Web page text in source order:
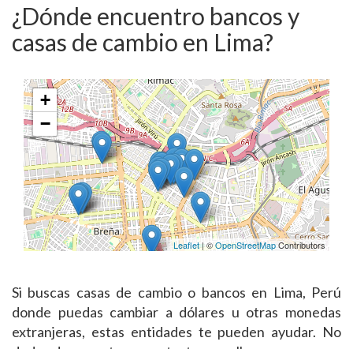
¿Dónde encuentro bancos y
casas de cambio en Lima?
+
−
Leaflet| ©OpenStreetMapContributors
Si buscas casas de cambio o bancos en Lima, Perú
donde puedas cambiar a dólares u otras monedas
extranjeras, estas entidades te pueden ayudar. No